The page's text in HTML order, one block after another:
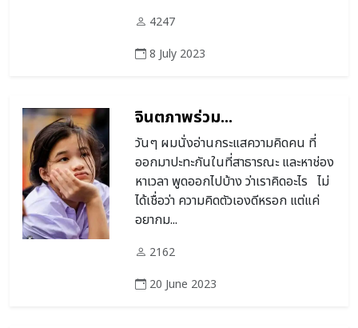
4247
8 July 2023
จินตภาพร่วม...
วันๆ ผมนั่งอ่านกระแสความคิดคน ที่
ออกมาปะทะกันในที่สาธารณะ และหาช่อง
หาเวลา พูดออกไปบ้าง ว่าเราคิดอะไร ไม่
ได้เชื่อว่า ความคิดตัวเองดีหรอก แต่แค่
อยากม...
2162
20 June 2023